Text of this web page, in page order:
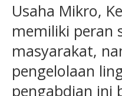
Usaha Mikro,
memiliki peran
masyarakat,
pengelolaan
pengabdian ini